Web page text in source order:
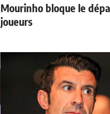
Mourinho bloque le
joueurs